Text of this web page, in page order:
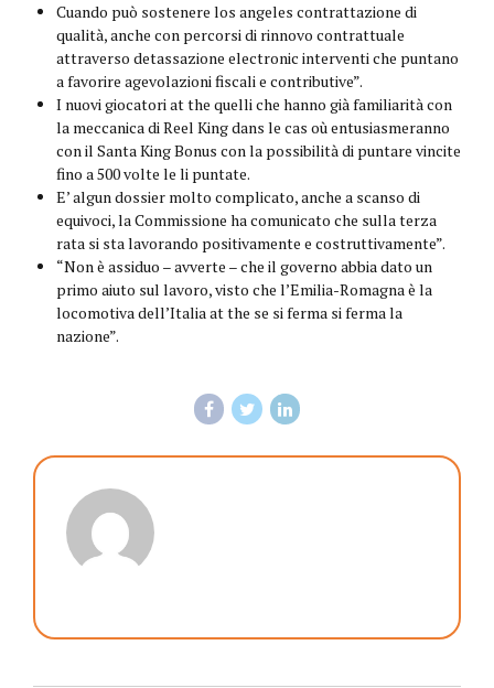
Cuando può sostenere los angeles contrattazione di
qualità, anche con percorsi di rinnovo contrattuale
attraverso detassazione electronic interventi che puntano
a favorire agevolazioni fiscali e contributive”.
I nuovi giocatori at the quelli che hanno già familiarità con
la meccanica di Reel King dans le cas où entusiasmeranno
con il Santa King Bonus con la possibilità di puntare vincite
fino a 500 volte le li puntate.
E’ algun dossier molto complicato, anche a scanso di
equivoci, la Commissione ha comunicato che sulla terza
rata si sta lavorando positivamente e costruttivamente”.
“Non è assiduo – avverte – che il governo abbia dato un
primo aiuto sul lavoro, visto che l’Emilia-Romagna è la
locomotiva dell’Italia at the se si ferma si ferma la
nazione”.